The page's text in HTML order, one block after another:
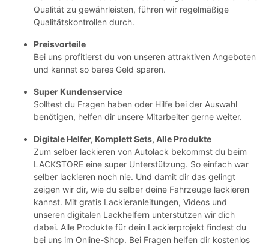
Qualität zu gewährleisten, führen wir regelmäßige
Qualitätskontrollen durch.
Preisvorteile
Bei uns profitierst du von unseren attraktiven Angeboten
und kannst so bares Geld sparen.
Super Kundenservice
Solltest du Fragen haben oder Hilfe bei der Auswahl
benötigen, helfen dir unsere Mitarbeiter gerne weiter.
Digitale Helfer, Komplett Sets, Alle Produkte
Zum selber lackieren von Autolack bekommst du beim
LACKSTORE eine super Unterstützung. So einfach war
selber lackieren noch nie. Und damit dir das gelingt
zeigen wir dir, wie du selber deine Fahrzeuge lackieren
kannst. Mit gratis Lackieranleitungen, Videos und
unseren digitalen Lackhelfern unterstützen wir dich
dabei. Alle Produkte für dein Lackierprojekt findest du
bei uns im Online-Shop. Bei Fragen helfen dir kostenlos